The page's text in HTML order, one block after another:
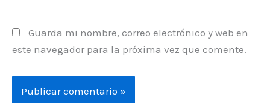
Guarda mi nombre, correo electrónico y web en
este navegador para la próxima vez que comente.